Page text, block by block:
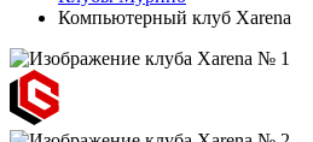
Компьютерный клуб Xarena